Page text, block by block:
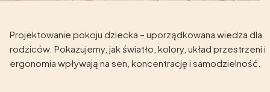
Projektowanie pokoju dziecka – uporządkowana wiedza dla
rodziców. Pokazujemy, jak światło, kolory, układ przestrzeni i
ergonomia wpływają na sen, koncentrację i samodzielność.